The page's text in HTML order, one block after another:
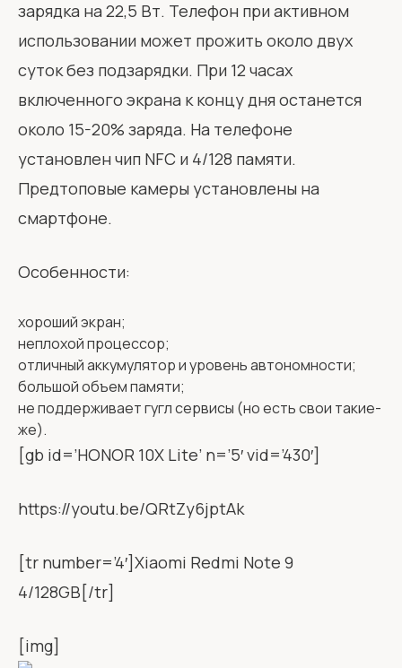
зарядка на 22,5 Вт. Телефон при активном
использовании может прожить около двух
суток без подзарядки. При 12 часах
включенного экрана к концу дня останется
около 15-20% заряда. На телефоне
установлен чип NFC и 4/128 памяти.
Предтоповые камеры установлены на
смартфоне.
Особенности:
хороший экран;
неплохой процессор;
отличный аккумулятор и уровень автономности;
большой объем памяти;
не поддерживает гугл сервисы (но есть свои такие-
же).
[gb id=’HONOR 10X Lite’ n=’5′ vid=’430′]
https://youtu.be/QRtZy6jptAk
[tr number=’4′]Xiaomi Redmi Note 9
4/128GB[/tr]
[img]